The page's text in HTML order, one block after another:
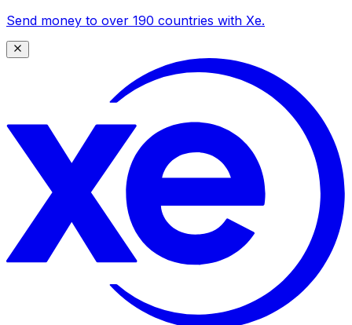
Send money to over 190 countries with Xe.